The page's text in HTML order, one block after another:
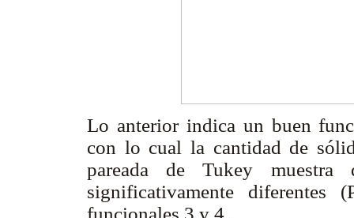
Lo anterior indica un buen
con lo cual la cantidad de
pareada de Tukey
significativamente
funcionales 3 y 4.